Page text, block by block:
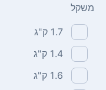
משקל
1.7 ק"ג
1.4 ק"ג
1.6 ק"ג